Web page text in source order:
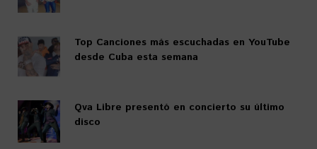
Top Canciones más escuchadas en YouTube
desde Cuba esta semana
Qva Libre presentó en concierto su último
disco